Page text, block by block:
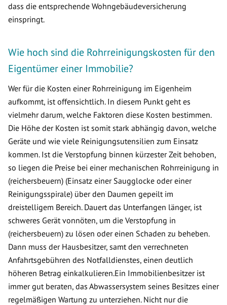
dass die entsprechende Wohngebäudeversicherung
einspringt.
Wie hoch sind die Rohrreinigungskosten für den
Eigentümer einer Immobilie?
Wer für die Kosten einer Rohrreinigung im Eigenheim
aufkommt, ist offensichtlich. In diesem Punkt geht es
vielmehr darum, welche Faktoren diese Kosten bestimmen.
Die Höhe der Kosten ist somit stark abhängig davon, welche
Geräte und wie viele Reinigungsutensilien zum Einsatz
kommen. Ist die Verstopfung binnen kürzester Zeit behoben,
so liegen die Preise bei einer mechanischen Rohrreinigung in
(reichersbeuern) (Einsatz einer Saugglocke oder einer
Reinigungsspirale) über den Daumen gepeilt im
dreistelligem Bereich. Dauert das Unterfangen länger, ist
schweres Gerät vonnöten, um die Verstopfung in
(reichersbeuern) zu lösen oder einen Schaden zu beheben.
Dann muss der Hausbesitzer, samt den verrechneten
Anfahrtsgebühren des Notfalldienstes, einen deutlich
höheren Betrag einkalkulieren.Ein Immobilienbesitzer ist
immer gut beraten, das Abwassersystem seines Besitzes einer
regelmäßigen Wartung zu unterziehen. Nicht nur die